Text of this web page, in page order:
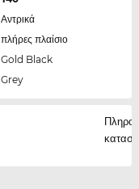
Αντρικά
πλήρες πλαίσιο
Gold Black
Grey